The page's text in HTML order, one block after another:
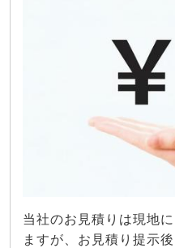
当社のお見積りは現地
ますが、お見積り提示